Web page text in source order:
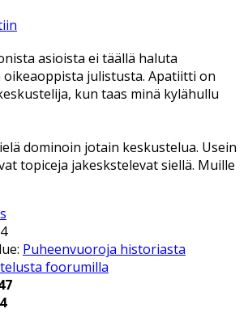
asioista ei täällä haluta
oikeaoppista julistusta. Apatiitti on
kun taas minä kylähullu
dominoin jotain keskustelua. Usein
topiceja jakeskstelevat siellä. Muille
Puheenvuoroja historiasta
foorumilla